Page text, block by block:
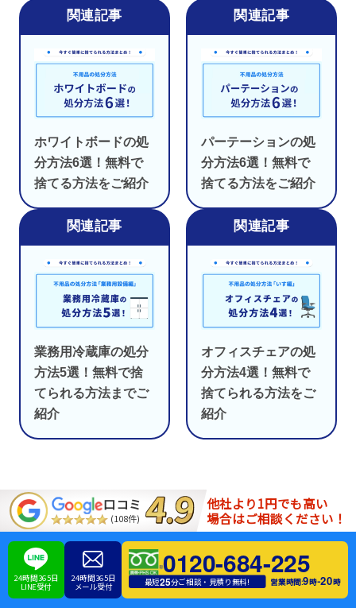
ホワイトボードの処
分方法6選！無料で
捨てる方法をご紹介
パーテーションの処
分方法6選！無料で
捨てる方法をご紹介
業務用冷蔵庫の処分
方法5選！無料で捨
てられる方法までご
紹介
オフィスチェアの処
分方法4選！無料で
捨てられる方法をご
紹介
リユース本舗 オオヤマ
不用品回収・買取歴10年以上の経験があるベテ
ランスタッフ。お客様に対して心に響くわかり
やすいコミュニケーションを意識して日々業務
に励んでいます。遺品整理士・特殊清掃士の認
口コミ
(108件)
他社より1円でも高い
場合はご相談ください！
24時間365日
LINE受付
24時間365日
メール受付
0120-684-225
最短25分ご相談・見積り無料! 営業時間:9時-20時